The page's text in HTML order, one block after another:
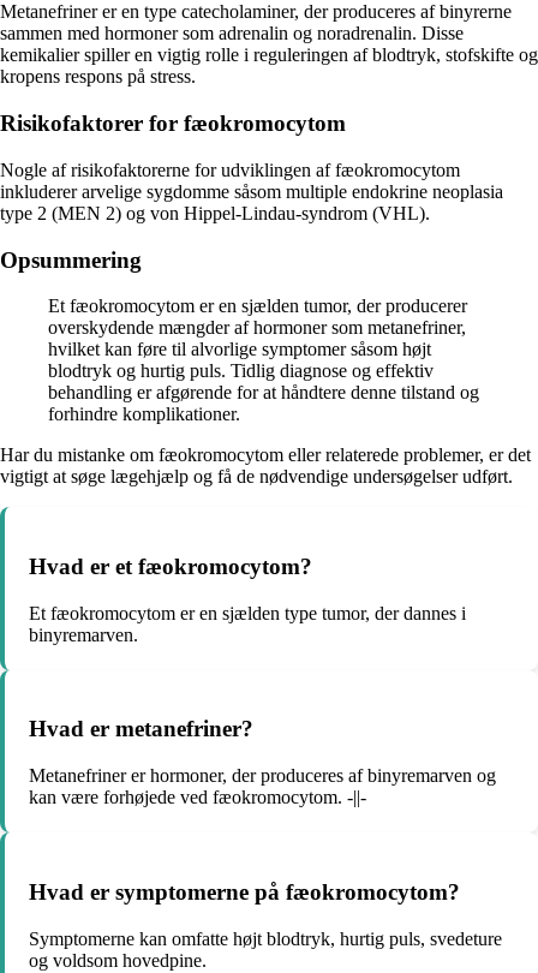
Metanefriner er en type catecholaminer, der produceres af binyrerne
sammen med hormoner som adrenalin og noradrenalin. Disse
kemikalier spiller en vigtig rolle i reguleringen af blodtryk, stofskifte og
kropens respons på stress.
Risikofaktorer for fæokromocytom
Nogle af risikofaktorerne for udviklingen af fæokromocytom
inkluderer arvelige sygdomme såsom multiple endokrine neoplasia
type 2 (MEN 2) og von Hippel-Lindau-syndrom (VHL).
Opsummering
Et fæokromocytom er en sjælden tumor, der producerer
overskydende mængder af hormoner som metanefriner,
hvilket kan føre til alvorlige symptomer såsom højt
blodtryk og hurtig puls. Tidlig diagnose og effektiv
behandling er afgørende for at håndtere denne tilstand og
forhindre komplikationer.
Har du mistanke om fæokromocytom eller relaterede problemer, er det
vigtigt at søge lægehjælp og få de nødvendige undersøgelser udført.
Hvad er et fæokromocytom?
Et fæokromocytom er en sjælden type tumor, der dannes i
binyremarven.
Hvad er metanefriner?
Metanefriner er hormoner, der produceres af binyremarven og
kan være forhøjede ved fæokromocytom. -||-
Hvad er symptomerne på fæokromocytom?
Symptomerne kan omfatte højt blodtryk, hurtig puls, svedeture
og voldsom hovedpine.